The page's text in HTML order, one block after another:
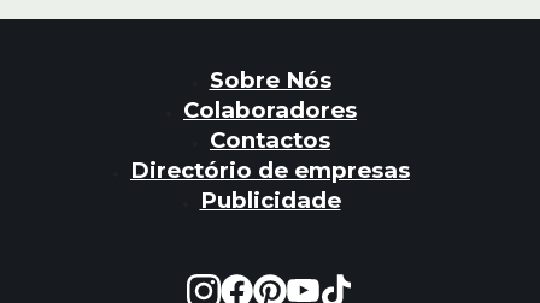
Sobre Nós
Colaboradores
Contactos
Directório de empresas
Publicidade